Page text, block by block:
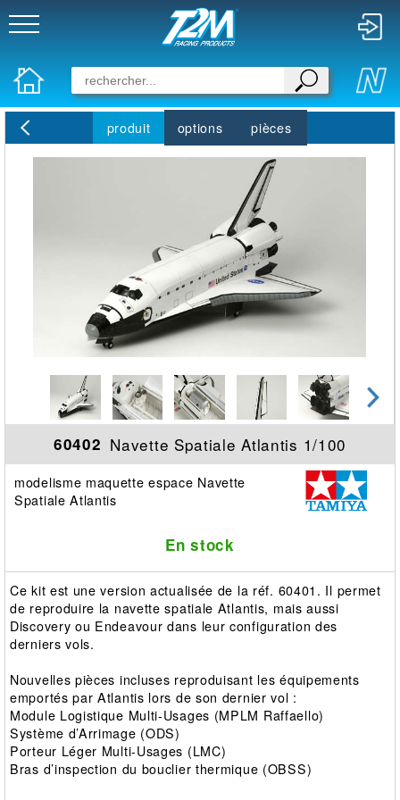
produit options pièces
60402 Navette Spatiale Atlantis 1/100
modelisme maquette espace Navette
Spatiale Atlantis
En stock
Ce kit est une version actualisée de la réf. 60401. Il permet
de reproduire la navette spatiale Atlantis, mais aussi
Discovery ou Endeavour dans leur configuration des
derniers vols.
Nouvelles pièces incluses reproduisant les équipements
emportés par Atlantis lors de son dernier vol :
Module Logistique Multi-Usages (MPLM Raffaello)
Système d’Arrimage (ODS)
Porteur Léger Multi-Usages (LMC)
Bras d’inspection du bouclier thermique (OBSS)